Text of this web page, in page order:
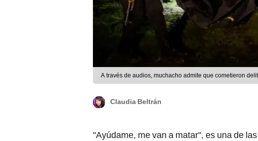
A través de audios, muchacho admite que cometieron
Claudia Beltrán
"Ayúdame, me van a matar", es una de